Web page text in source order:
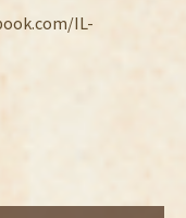
IL-